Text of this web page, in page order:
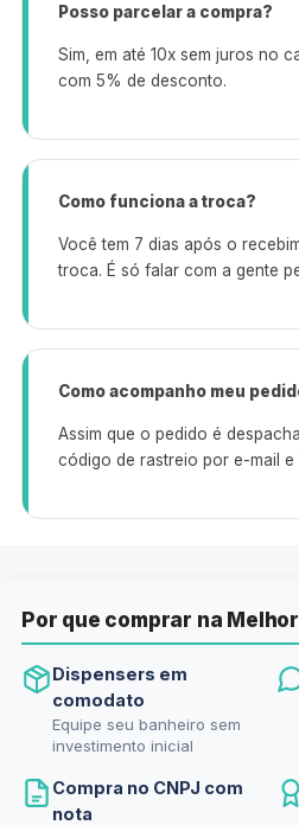
Posso parcelar a compra?
Sim, em até 10x sem juros no
com 5% de desconto.
Como funciona a troca?
Você tem 7 dias após o
troca. É só falar com a gente
Como acompanho meu
Assim que o pedido é
código de rastreio por e-mail e
Por que comprar na
Dispensers em
comodato
Equipe seu banheiro sem
investimento inicial
Compra no CNPJ com
nota